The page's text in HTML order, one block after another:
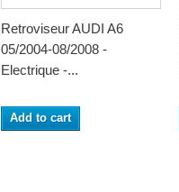
Retroviseur AUDI A6
05/2004-08/2008 -
Electrique -...
Add to cart